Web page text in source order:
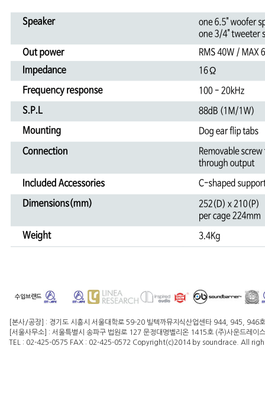
수입브랜드
[본사/공장] : 경기도 시흥시 서울대학로 59-20 빌텍까뮤지식산업센타 944, 945, 946호
[서울사무소] : 서울특별시 송파구 법원로 127 문정대명벨리온 1415호 (주)사운드레
TEL : 02-425-0575 FAX : 02-425-0572 Copyright(c)2014 by soundrace. All